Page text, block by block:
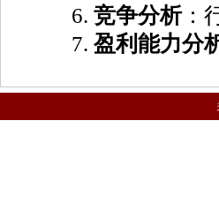
6. 竞争分析：
7. 盈利能力分